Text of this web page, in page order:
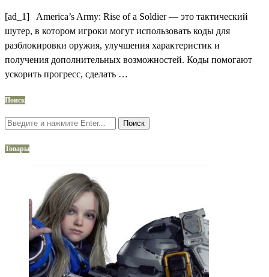
[ad_1] America’s Army: Rise of a Soldier — это тактический
шутер, в котором игроки могут использовать коды для
разблокировки оружия, улучшения характеристик и
получения дополнительных возможностей. Коды помогают
ускорить прогресс, сделать …
Поиск
Поиск
Товары